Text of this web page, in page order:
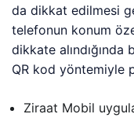
da dikkat edilmesi
telefonun konum
dikkate alındığında
QR kod yöntemiyle
Ziraat Mobil